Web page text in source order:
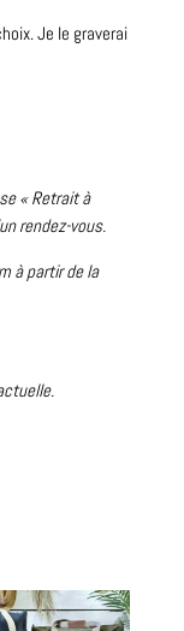
Je le graverai
« Retrait à
rendez-vous.
à partir de la